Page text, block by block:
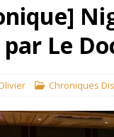
Le
Chroniques